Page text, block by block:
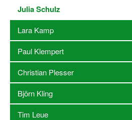
Kinderschutz im Sport
Fördermöglichkeiten
Vereinsberatung
Villa Froschloch
Log-in "Vereine"
Julia Schulz
Lara Kamp
Paul Klempert
Christian Plesser
Björn Kling
Tim Leue